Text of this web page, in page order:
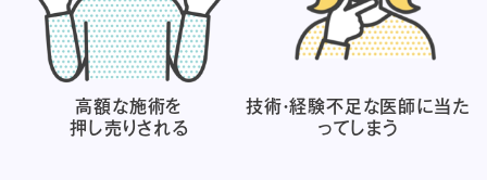
高額な施術を
押し売りされる
技術・経験不足な医師に当た
ってしまう